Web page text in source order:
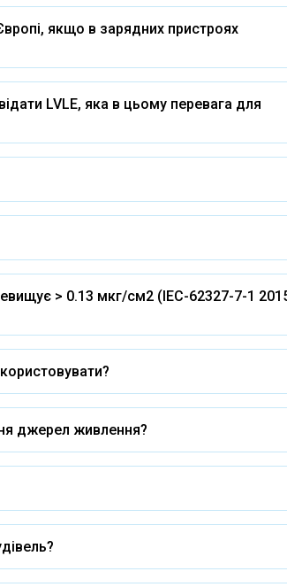
якщо в зарядних пристроях
LVLE, яка в цьому перевага для
> 0.13 мкг/см2 (IEC-62327-7-1
джерел живлення?